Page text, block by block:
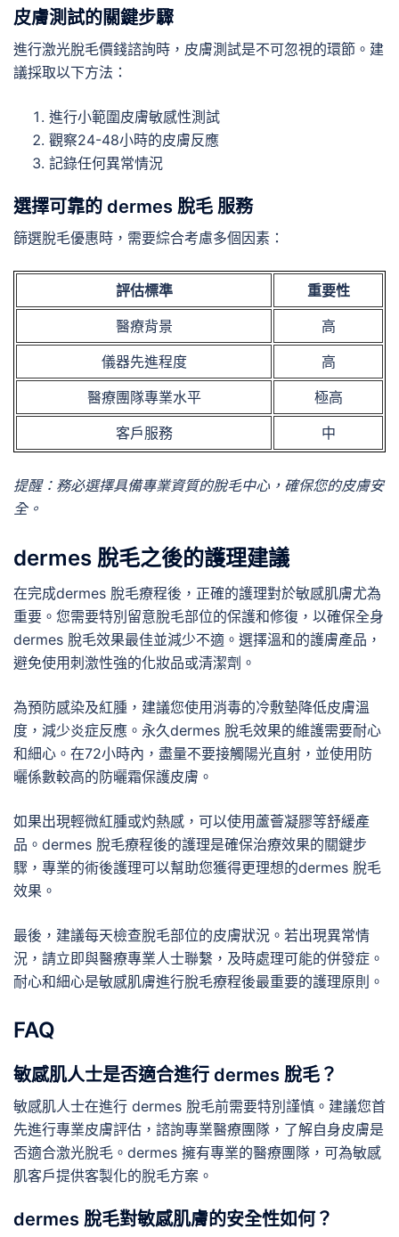
皮膚測試的關鍵步驟
進行激光脫毛價錢諮詢時，皮膚測試是不可忽視的環節。建
議採取以下方法：
進行小範圍皮膚敏感性測試
觀察24-48小時的皮膚反應
記錄任何異常情況
選擇可靠的 dermes 脫毛 服務
篩選脫毛優惠時，需要綜合考慮多個因素：
評估標準
重要性
醫療背景
高
儀器先進程度
高
醫療團隊專業水平
極高
客戶服務
中
提醒：務必選擇具備專業資質的脫毛中心，確保您的皮膚安
全。
dermes 脫毛之後的護理建議
在完成dermes 脫毛療程後，正確的護理對於敏感肌膚尤為
重要。您需要特別留意脫毛部位的保護和修復，以確保全身
dermes 脫毛效果最佳並減少不適。選擇溫和的護膚產品，
避免使用刺激性強的化妝品或清潔劑。
為預防感染及紅腫，建議您使用消毒的冷敷墊降低皮膚溫
度，減少炎症反應。永久dermes 脫毛效果的維護需要耐心
和細心。在72小時內，盡量不要接觸陽光直射，並使用防
曬係數較高的防曬霜保護皮膚。
如果出現輕微紅腫或灼熱感，可以使用蘆薈凝膠等舒緩產
品。dermes 脫毛療程後的護理是確保治療效果的關鍵步
驟，專業的術後護理可以幫助您獲得更理想的dermes 脫毛
效果。
最後，建議每天檢查脫毛部位的皮膚狀況。若出現異常情
況，請立即與醫療專業人士聯繫，及時處理可能的併發症。
耐心和細心是敏感肌膚進行脫毛療程後最重要的護理原則。
FAQ
敏感肌人士是否適合進行 dermes 脫毛？
敏感肌人士在進行 dermes 脫毛前需要特別謹慎。建議您首
先進行專業皮膚評估，諮詢專業醫療團隊，了解自身皮膚是
否適合激光脫毛。dermes 擁有專業的醫療團隊，可為敏感
肌客戶提供客製化的脫毛方案。
dermes 脫毛對敏感肌膚的安全性如何？